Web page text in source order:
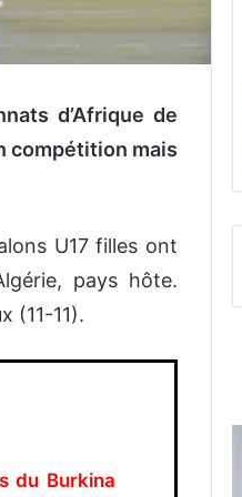
d’Afrique de
compétition mais
U17 filles ont
pays hôte.
(11-11).
du Burkina